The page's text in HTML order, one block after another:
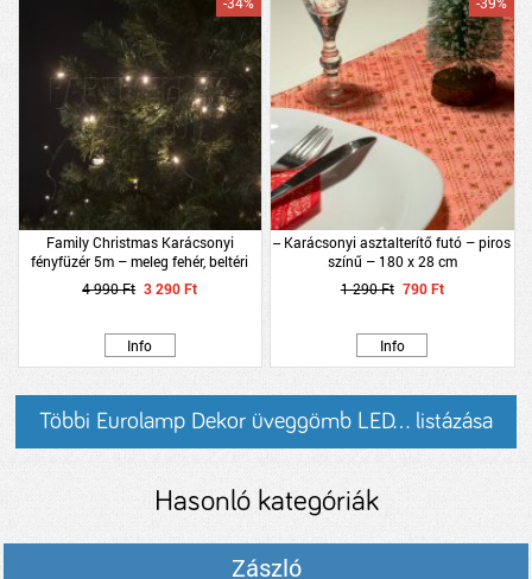
Family Christmas Karácsonyi
fényfüzér 5m – meleg fehér, beltéri
(100 LED)
4 990 Ft 3 290 Ft
Info
-- Karácsonyi asztalterítő futó – piros
színű – 180 x 28 cm
1 290 Ft 790 Ft
Info
Többi Eurolamp Dekor üveggömb LED... listázása
Hasonló kategóriák
Zászló